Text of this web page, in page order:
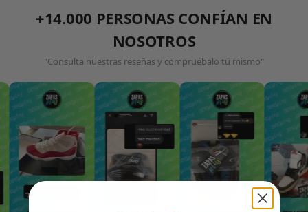
+14.000 PERSONAS CONFÍAN EN
NOSOTROS
"Consulta nuestras reseñas y compruébalo tú mismo"